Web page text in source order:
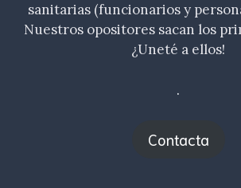
sanitarias (funcionarios y
Nuestros opositores sacan los
¿Uneté a ellos!
.
Contacta